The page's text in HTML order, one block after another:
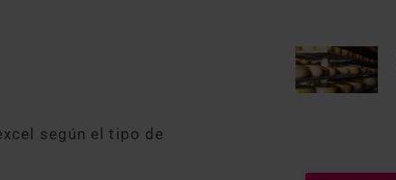
según el tipo de